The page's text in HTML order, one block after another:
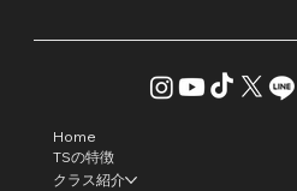
Home
TSの特徴
クラス紹介